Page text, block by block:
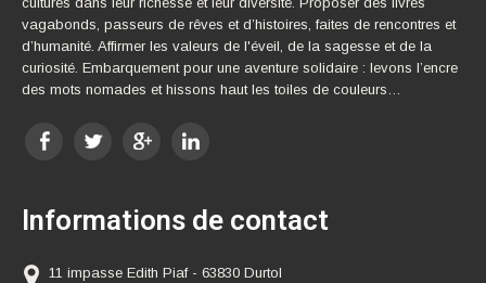
vagabonds, passeurs de rêves et d’histoires, faites de rencontres et
d’humanité. Affirmer les valeurs de l'éveil, de la sagesse et de la
curiosité. Embarquement pour une aventure solidaire : levons l’encre
des mots nomades et hissons haut les toiles de couleurs…
Informations de contact
11 impasse Edith Piaf - 63830 Durtol